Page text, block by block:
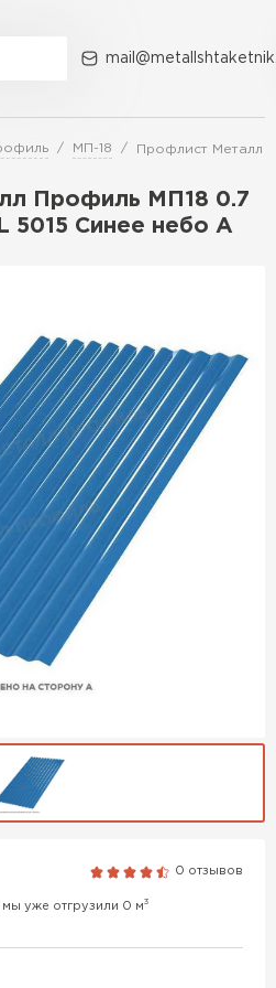
МП-18 Профлист Металл
Профиль МП18 0.7
5015 Синее небо A
0 отзывов
мы уже отгрузили 0 м3
О компании Контакты